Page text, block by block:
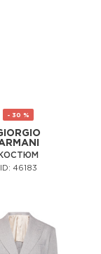
- 30 %
КОСТЮМ
ID: 46183